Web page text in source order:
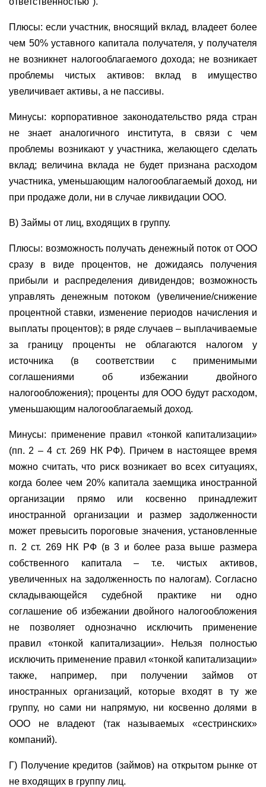
Плюсы: если участник, вносящий вклад, владеет более
чем 50% уставного капитала получателя, у получателя
не возникнет налогооблагаемого дохода; не возникает
проблемы чистых активов: вклад в имущество
увеличивает активы, а не пассивы.
Минусы: корпоративное законодательство ряда стран
не знает аналогичного института, в связи с чем
проблемы возникают у участника, желающего сделать
вклад; величина вклада не будет признана расходом
участника, уменьшающим налогооблагаемый доход, ни
при продаже доли, ни в случае ликвидации ООО.
В) Займы от лиц, входящих в группу.
Плюсы: возможность получать денежный поток от ООО
сразу в виде процентов, не дожидаясь получения
прибыли и распределения дивидендов; возможность
управлять денежным потоком (увеличение/снижение
процентной ставки, изменение периодов начисления и
выплаты процентов); в ряде случаев – выплачиваемые
за границу проценты не облагаются налогом у
источника (в соответствии с применимыми
соглашениями об избежании двойного
налогообложения); проценты для ООО будут расходом,
уменьшающим налогооблагаемый доход.
Минусы: применение правил «тонкой капитализации»
(пп. 2 – 4 ст. 269 НК РФ). Причем в настоящее время
можно считать, что риск возникает во всех ситуациях,
когда более чем 20% капитала заемщика иностранной
организации прямо или косвенно принадлежит
иностранной организации и размер задолженности
может превысить пороговые значения, установленные
п. 2 ст. 269 НК РФ (в 3 и более раза выше размера
собственного капитала – т.е. чистых активов,
увеличенных на задолженность по налогам). Согласно
складывающейся судебной практике ни одно
соглашение об избежании двойного налогообложения
не позволяет однозначно исключить применение
правил «тонкой капитализации». Нельзя полностью
исключить применение правил «тонкой капитализации»
также, например, при получении займов от
иностранных организаций, которые входят в ту же
группу, но сами ни напрямую, ни косвенно долями в
ООО не владеют (так называемых «сестринских»
компаний).
Г) Получение кредитов (займов) на открытом рынке от
не входящих в группу лиц.